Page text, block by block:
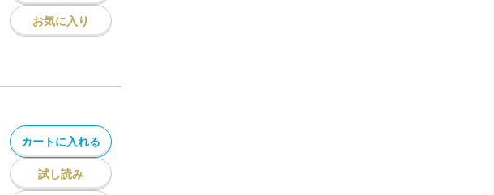
お気に入り
カートに入れる
試し読み